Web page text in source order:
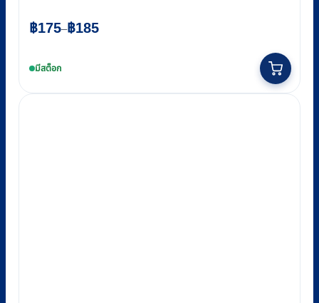
฿175–฿185
Price
฿175
มีสต็อก
options
be
chosen